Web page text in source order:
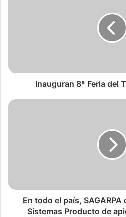
Inauguran 8ª Feria del
En todo el país,
Sistemas Producto de